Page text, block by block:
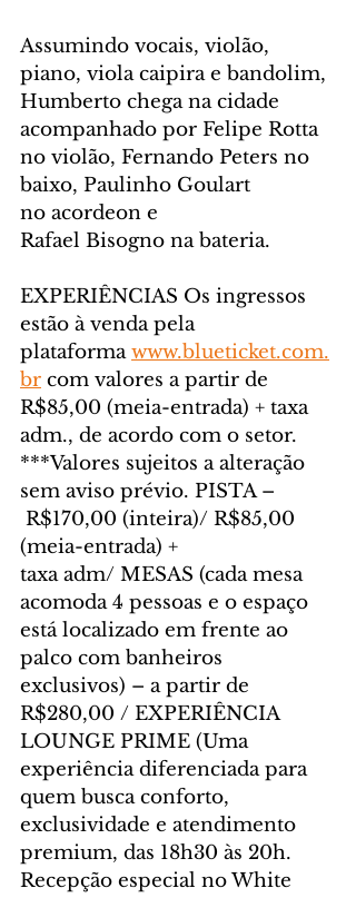
Assumindo vocais, violão,
piano, viola caipira e bandolim,
Humberto chega na cidade
acompanhado por Felipe Rotta
no violão, Fernando Peters no
baixo, Paulinho Goulart
no acordeon e
Rafael Bisogno na bateria.
EXPERIÊNCIAS Os ingressos
estão à venda pela
plataforma www.blueticket.com.
br com valores a partir de
R$85,00 (meia-entrada) + taxa
adm., de acordo com o setor.
***Valores sujeitos a alteração
sem aviso prévio. PISTA –
R$170,00 (inteira)/ R$85,00
(meia-entrada) +
taxa adm/ MESAS (cada mesa
acomoda 4 pessoas e o espaço
está localizado em frente ao
palco com banheiros
exclusivos) – a partir de
R$280,00 / EXPERIÊNCIA
LOUNGE PRIME (Uma
experiência diferenciada para
quem busca conforto,
exclusividade e atendimento
premium, das 18h30 às 20h.
Recepção especial no White